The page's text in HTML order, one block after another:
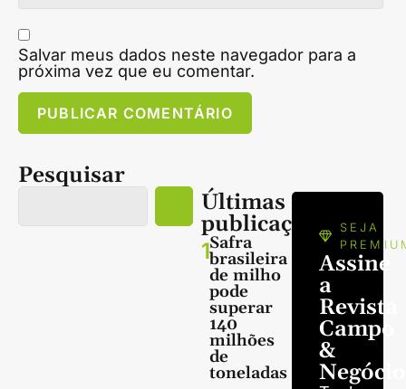
Salvar meus dados neste navegador para a
próxima vez que eu comentar.
Pesquisar
Últimas
publicações
1Safra
brasileira
de milho
pode
superar
140
milhões
de
toneladas
SEJA
Assine
a
Revista
Campo
&